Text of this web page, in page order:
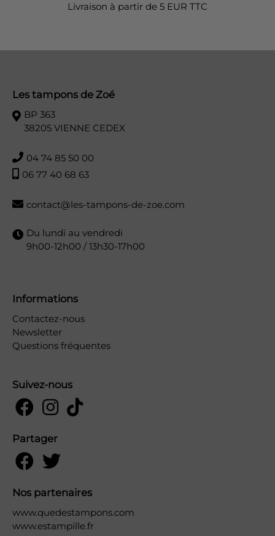
Livraison à partir de 5 EUR TTC
Les tampons de Zoé
BP 363
38205 VIENNE CEDEX
04 74 85 50 00
06 77 40 68 63
contact@les-tampons-de-zoe.com
Du lundi au vendredi
9h00-12h00 / 13h30-17h00
Informations
Contactez-nous
Newsletter
Questions fréquentes
Suivez-nous
Partager
Nos partenaires
www.quedestampons.com
www.estampille.fr